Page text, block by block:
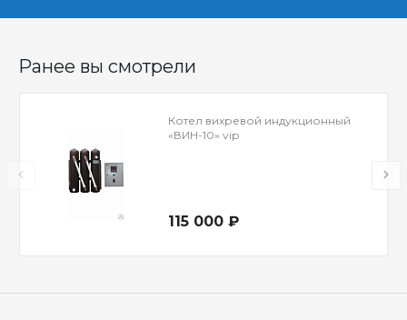
Ранее вы смотрели
Котел вихревой индукционный
«ВИН-10» vip
115 000 ₽